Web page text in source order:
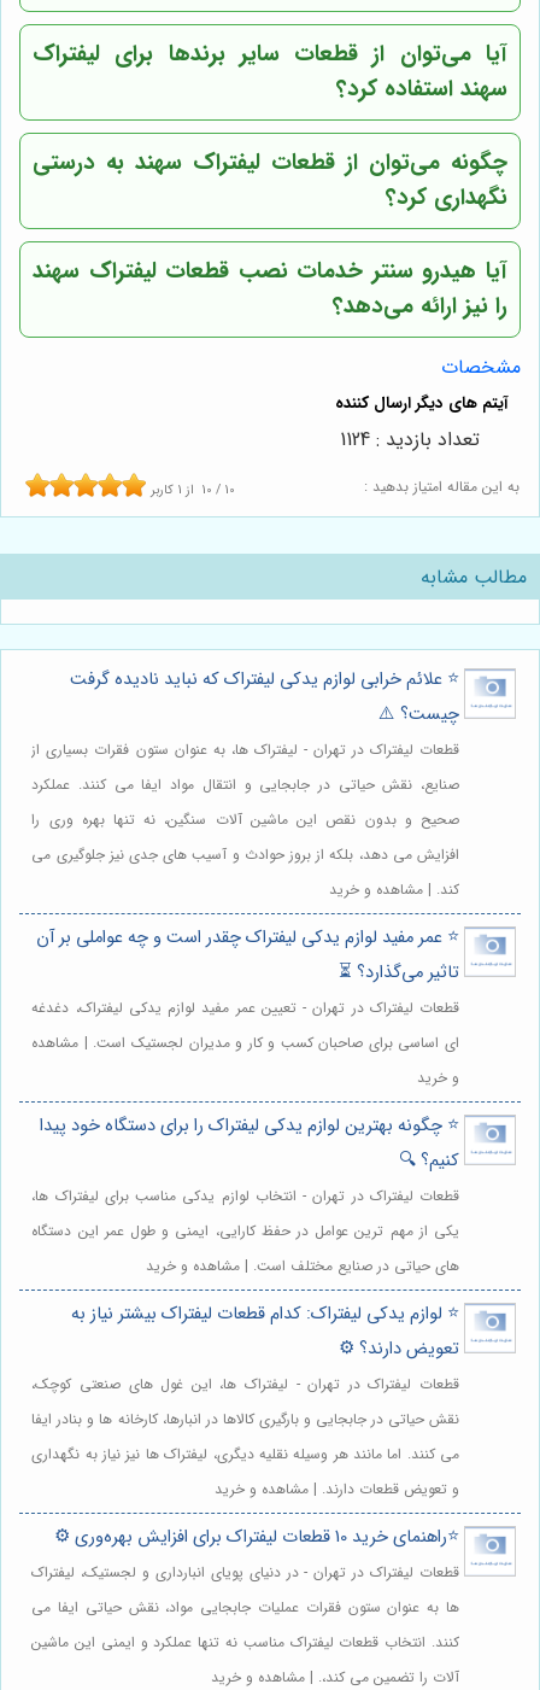
آیا می‌توان از قطعات سایر برندها برای لیفتراک
سهند استفاده کرد؟
چگونه می‌توان از قطعات لیفتراک سهند به درستی
نگهداری کرد؟
آیا هیدرو سنتر خدمات نصب قطعات لیفتراک سهند
را نیز ارائه می‌دهد؟
مشخصات
به این مقاله امتیاز بدهید : 10 / 10 از 1 کاربر
تعداد بازدید : 1124
مطالب مشابه
⭐️ علائم خرابی لوازم یدکی لیفتراک که نباید نادیده گرفت
چیست؟ ⚠️
قطعات لیفتراک در تهران - لیفتراک ها، به عنوان ستون فقرات بسیاری از
صنایع، نقش حیاتی در جابجایی و انتقال مواد ایفا می کنند. عملکرد
صحیح و بدون نقص این ماشین آلات سنگین، نه تنها بهره وری را
افزایش می دهد، بلکه از بروز حوادث و آسیب های جدی نیز جلوگیری می
کند. | مشاهده و خرید
⭐️ عمر مفید لوازم یدکی لیفتراک چقدر است و چه عواملی بر آن
تاثیر می‌گذارد؟ ⏳
قطعات لیفتراک در تهران - تعیین عمر مفید لوازم یدکی لیفتراک، دغدغه
ای اساسی برای صاحبان کسب و کار و مدیران لجستیک است. | مشاهده
و خرید
⭐️ چگونه بهترین لوازم یدکی لیفتراک را برای دستگاه خود پیدا
کنیم؟ 🔍
قطعات لیفتراک در تهران - انتخاب لوازم یدکی مناسب برای لیفتراک ها،
یکی از مهم ترین عوامل در حفظ کارایی، ایمنی و طول عمر این دستگاه
های حیاتی در صنایع مختلف است. | مشاهده و خرید
⭐️ لوازم یدکی لیفتراک: کدام قطعات لیفتراک بیشتر نیاز به
تعویض دارند؟ ⚙️
قطعات لیفتراک در تهران - لیفتراک ها، این غول های صنعتی کوچک،
نقش حیاتی در جابجایی و بارگیری کالاها در انبارها، کارخانه ها و بنادر ایفا
می کنند. اما مانند هر وسیله نقلیه دیگری، لیفتراک ها نیز نیاز به نگهداری
و تعویض قطعات دارند. | مشاهده و خرید
⭐️راهنمای خرید 10 قطعات لیفتراک برای افزایش بهره‌وری ⚙️
قطعات لیفتراک در تهران - در دنیای پویای انبارداری و لجستیک، لیفتراک
ها به عنوان ستون فقرات عملیات جابجایی مواد، نقش حیاتی ایفا می
کنند. انتخاب قطعات لیفتراک مناسب نه تنها عملکرد و ایمنی این ماشین
آلات را تضمین می کند،. | مشاهده و خرید